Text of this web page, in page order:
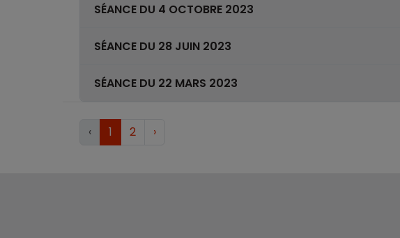
SÉANCE DU 4 OCTOBRE 2023
SÉANCE DU 28 JUIN 2023
SÉANCE DU 22 MARS 2023
‹ 1 2 ›